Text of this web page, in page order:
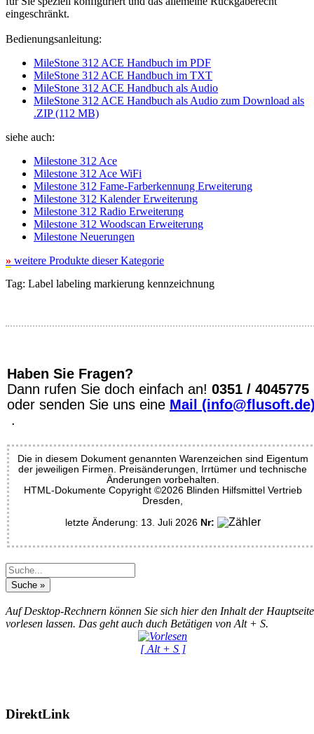
eingeschränkt.
Bedienungsanleitung:
MileStone 312 ACE Handbuch im PDF
MileStone 312 ACE Handbuch im TXT
MileStone 312 ACE Handbuch als Audio
MileStone 312 ACE Handbuch als Audio zum Download als
.ZIP (112 MB)
siehe auch:
Milestone 312 Ace
Milestone 312 Ace WiFi
Milestone 312 Fame-Farberkennung Erweiterung
Milestone 312 Kalender Erweiterung
Milestone 312 Radio Erweiterung
Milestone 312 Woodscan Erweiterung
Milestone Neuerungen
» weitere Produkte dieser Kategorie
Tag: Label labeling markierung kennzeichnung
Haben Sie Fragen?
Dann rufen Sie doch einfach an! 0351 / 4045775
oder senden Sie uns eine Mail
.
Die in diesem Dokument genannten Warenzeichen sind Eigentum
der jeweiligen Firmen. Preisänderungen, Irrtümer und technische
Änderungen vorbehalten.
HTML-Dokumente Copyright ©2026 Blinden Hilfsmittel Vertrieb
Dresden,
letzte Änderung: 13. Juli 2026 Nr:
Auf Desktop-Rechnern können Sie sich hier den Inhalt der Hauptseite
vorlesen lassen. Das geht auch duch Betätigen von Alt + S.
[ Alt + S ]
DirektLink